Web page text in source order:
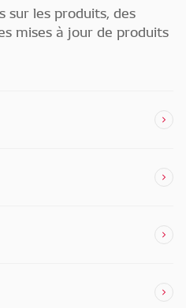
sur les produits, des
mises à jour de produits